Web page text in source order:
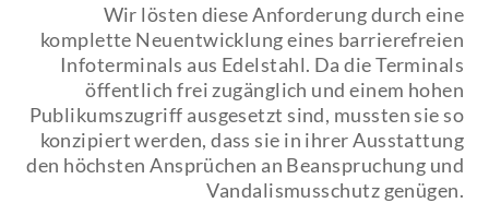
Wir lösten diese Anforderung durch eine
komplette Neuentwicklung eines barrierefreien
Infoterminals aus Edelstahl. Da die Terminals
öffentlich frei zugänglich und einem hohen
Publikumszugriff ausgesetzt sind, mussten sie so
konzipiert werden, dass sie in ihrer Ausstattung
den höchsten Ansprüchen an Beanspruchung und
Vandalismusschutz genügen.